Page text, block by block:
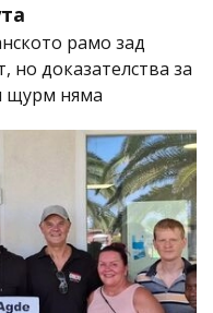
рамо зад
но доказателства за
щурм няма